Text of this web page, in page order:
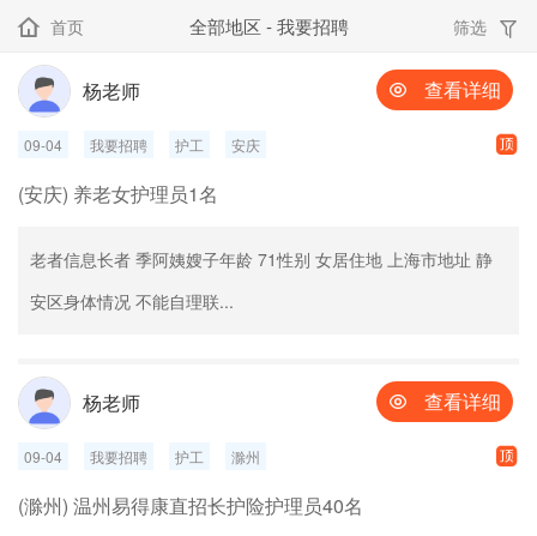
 首页 全部地区 - 我要招聘 筛选 
杨老师  查看详细
09-04 我要招聘 护工 安庆 
(安庆) 养老女护理员1名
老者信息长者 季阿姨嫂子年龄 71性别 女居住地 上海市地址 静
安区身体情况 不能自理联...
杨老师  查看详细
09-04 我要招聘 护工 滁州 
(滁州) 温州易得康直招长护险护理员40名